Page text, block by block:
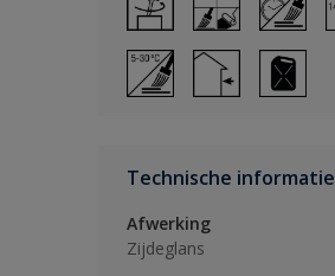
Technische informatie
Afwerking
Zijdeglans